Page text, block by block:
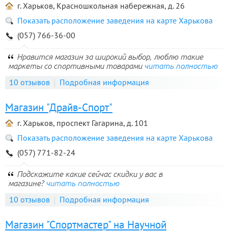
г. Харьков, Красношкольная набережная, д. 26
Показать расположение заведения на карте Харькова
(057) 766-36-00
Нравится магазин за широкий выбор, люблю такие
маркеты со спортивными товарами читать полностью
10 отзывов Подробная информация
Магазин "Драйв-Спорт"
г. Харьков, проспект Гагарина, д. 101
Показать расположение заведения на карте Харькова
(057) 771-82-24
Подскажите какие сейчас скидки у вас в
магазине? читать полностью
10 отзывов Подробная информация
Магазин "Спортмастер" на Научной